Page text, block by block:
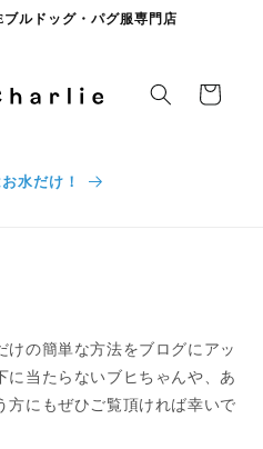
ルドッグ・パグ服専門店
カート
水だけ！
の簡単な方法をブログにアッ
当たらないブヒちゃんや、あ
にもぜひご覧頂ければ幸いで